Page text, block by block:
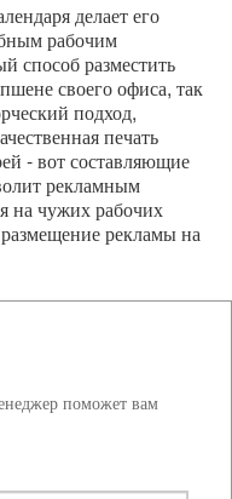
делает его
рабочим
способ разместить
своего офиса, так
подход,
печать
- вот составляющие
рекламным
на чужих рабочих
рекламы на
поможет вам